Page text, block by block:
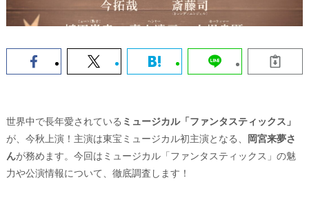
世界中で長年愛されている ミュージカル「ファンタスティックス」
が、今秋上演！主演は東宝ミュージカル初主演となる、
岡宮来夢さ
んが務めます。今回はミュージカル「ファンタスティックス」の魅
力や公演情報について、徹底調査します！